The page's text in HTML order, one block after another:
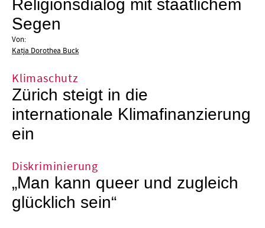
Religionsdialog mit staatlichem
Segen
Von:
Katja Dorothea Buck
Klimaschutz
Zürich steigt in die
internationale Klimafinanzierung
ein
Diskriminierung
„Man kann queer und zugleich
glücklich sein“